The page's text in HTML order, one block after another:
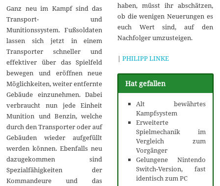
Ganz neu im Kampf sind das
Transport- und
Munitionssystem. Fußsoldaten
lassen sich jetzt in einem
Transporter schneller und
effektiver über das Spielfeld
bewegen und eröffnen neue
Möglichkeiten, weiter entfernte
Gebäude einzunehmen. Dabei
verbraucht nun jede Einheit
Munition und Benzin, welche
durch den Transporter oder auf
Gebäuden wieder aufgefüllt
werden können. Ebenfalls neu
dazugekommen sind
Spezialfähigkeiten der
Kommandeure und das
haben, müsst ihr abschätzen,
ob die wenigen Neuerungen es
euch Wert sind, auf den
Nachfolger umzusteigen.
| PHILIPP LINKE
Hat gefallen
Alt bewährtes
Kampfsystem
Erweiterte
Spielmechanik im
Vergleich zum
Vorgänger
Gelungene Nintendo
Switch-Version, fast
identisch zum PC